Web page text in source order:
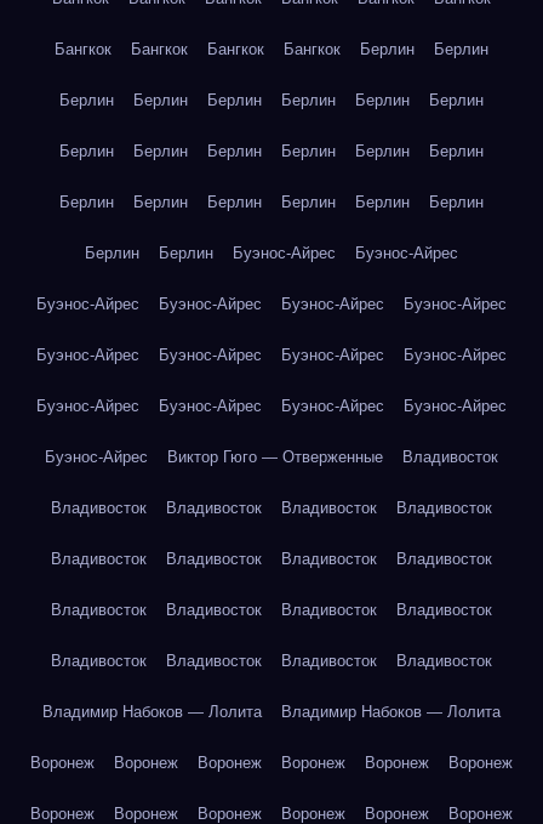
Бангкок Бангкок Бангкок Бангкок Берлин Берлин
Берлин Берлин Берлин Берлин Берлин Берлин
Берлин Берлин Берлин Берлин Берлин Берлин
Берлин Берлин Берлин Берлин Берлин Берлин
Берлин Берлин Буэнос-Айрес Буэнос-Айрес
Буэнос-Айрес Буэнос-Айрес Буэнос-Айрес Буэнос-Айрес
Буэнос-Айрес Буэнос-Айрес Буэнос-Айрес Буэнос-Айрес
Буэнос-Айрес Буэнос-Айрес Буэнос-Айрес Буэнос-Айрес
Буэнос-Айрес Виктор Гюго — Отверженные Владивосток
Владивосток Владивосток Владивосток Владивосток
Владивосток Владивосток Владивосток Владивосток
Владивосток Владивосток Владивосток Владивосток
Владивосток Владивосток Владивосток Владивосток
Владимир Набоков — Лолита Владимир Набоков — Лолита
Воронеж Воронеж Воронеж Воронеж Воронеж Воронеж
Воронеж Воронеж Воронеж Воронеж Воронеж Воронеж